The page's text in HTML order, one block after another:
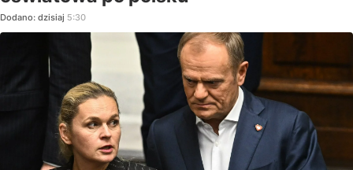
Dodano: dzisiaj 5:30